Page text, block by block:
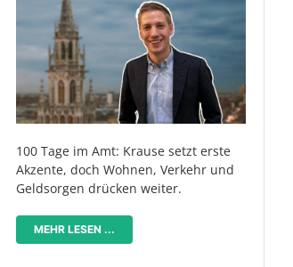
100 Tage im Amt: Krause setzt erste
Akzente, doch Wohnen, Verkehr und
Geldsorgen drücken weiter.
MEHR LESEN ...